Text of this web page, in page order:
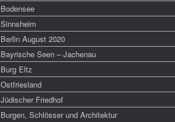
Bodensee
Sinnsheim
Berlin August 2020
Bayrische Seen – Jachenau
Burg Eltz
Ostfriesland
Jüdischer Friedhof
Burgen, Schlösser und Architektur